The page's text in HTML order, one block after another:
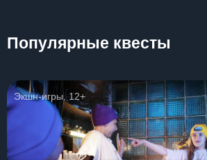
Популярные квесты
Экшн-игры, 12+